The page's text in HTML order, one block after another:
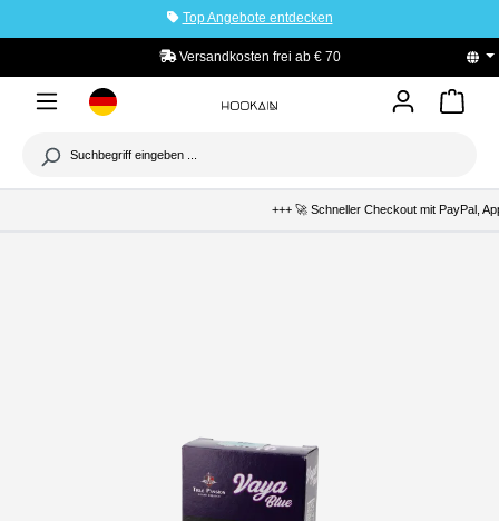
Top Angebote entdecken
Versandkosten frei ab € 70
+++ 🚀 Schneller Checkout mit PayPal, Apple